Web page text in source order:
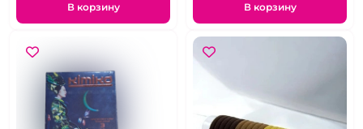
В корзину В корзину